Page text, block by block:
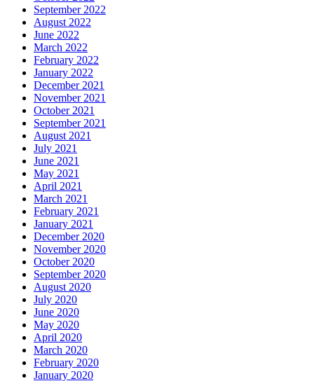
September 2022
August 2022
June 2022
March 2022
February 2022
January 2022
December 2021
November 2021
October 2021
September 2021
August 2021
July 2021
June 2021
May 2021
April 2021
March 2021
February 2021
January 2021
December 2020
November 2020
October 2020
September 2020
August 2020
July 2020
June 2020
May 2020
April 2020
March 2020
February 2020
January 2020